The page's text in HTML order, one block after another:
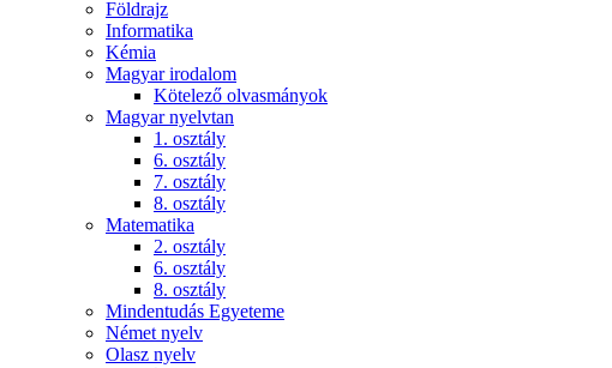
Földrajz
Informatika
Kémia
Magyar irodalom
Kötelező olvasmányok
Magyar nyelvtan
1. osztály
6. osztály
7. osztály
8. osztály
Matematika
2. osztály
6. osztály
8. osztály
Mindentudás Egyeteme
Német nyelv
Olasz nyelv